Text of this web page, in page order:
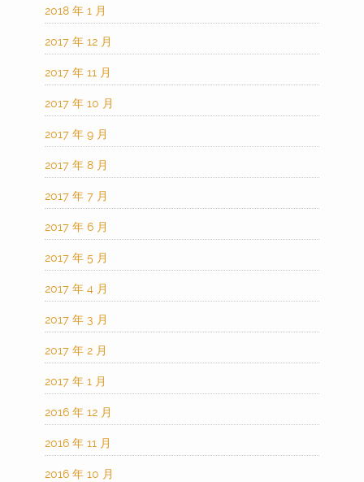
2018 年 1 月
2017 年 12 月
2017 年 11 月
2017 年 10 月
2017 年 9 月
2017 年 8 月
2017 年 7 月
2017 年 6 月
2017 年 5 月
2017 年 4 月
2017 年 3 月
2017 年 2 月
2017 年 1 月
2016 年 12 月
2016 年 11 月
2016 年 10 月